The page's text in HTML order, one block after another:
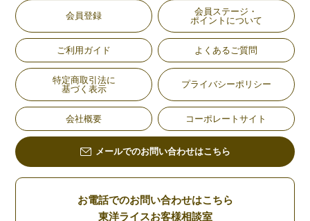
会員登録
会員ステージ・
ポイントについて
ご利用ガイド よくあるご質問
特定商取引法に
基づく表示
プライバシーポリシー
会社概要 コーポレートサイト
メールでのお問い合わせはこちら
お電話でのお問い合わせはこちら
東洋ライスお客様相談室